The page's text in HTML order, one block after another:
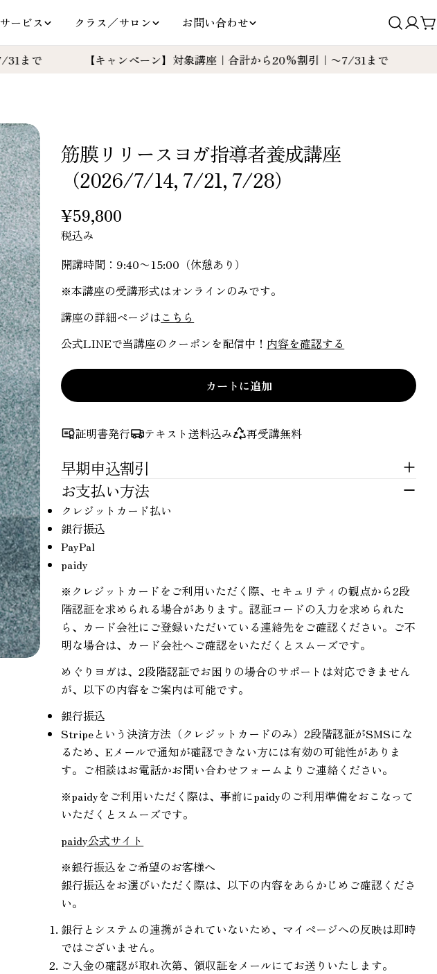
サービス クラス／サロン お問い合わせ
ロ
グ
【キャンペーン】対象講座｜合計から20%割引｜〜7/31まで 【キャン
筋膜リリースヨガ指導者養成講座
（2026/7/14, 7/21, 7/28）
通
常
価
格
¥59,800
税込み
開講時間：9:40〜15:00（休憩あり）
※本講座の受講形式はオンラインのみです。
講座の詳細ページはこちら
公式LINEで当講座のクーポンを配信中！ 内容を確認する
カートに追加
証明書発行 テキスト送料込み 再受講無料
早期申込割引
お支払い方法
クレジットカード払い
銀行振込
PayPal
paidy
※クレジットカードをご利用いただく際、セキュリティの観点から2段
階認証を求められる場合があります。認証コードの入力を求められた
ら、カード会社にご登録いただいている連絡先をご確認ください。ご不
明な場合は、カード会社へご確認をいただくとスムーズです。
めぐりヨガは、2段階認証でお困りの場合のサポートは対応できません
が、以下の内容をご案内は可能です。
銀行振込
Stripeという決済方法（クレジットカードのみ）2段階認証がSMSにな
るため、Eメールで通知が確認できない方には有効の可能性がありま
す。ご相談はお電話かお問い合わせフォームよりご連絡ください。
※paidyをご利用いただく際は、事前にpaidyのご利用準備をおこなって
いただくとスムーズです。
paidy公式サイト
※銀行振込をご希望のお客様へ
銀行振込をお選びいただく際は、以下の内容をあらかじめご確認くださ
い。
銀行とシステムの連携がされていないため、マイページへの反映は即時
ではございません。
ご入金の確認が取れ次第、領収証をメールにてお送りいたします。
共
有
コピー
Facebook
で
ェ
ア
X
で
共
有
す
Pinterest
の
ン
質問する
名
ア
ド
レ
ス
番
号
メ
ー
ジ
* の付いたフィールドは必須です。